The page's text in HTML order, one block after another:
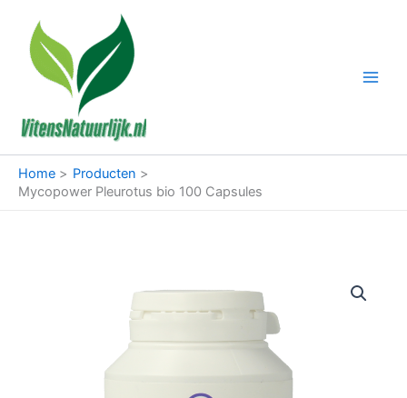
inhoud
Home
Producten
Mycopower Pleurotus bio 100 Capsules